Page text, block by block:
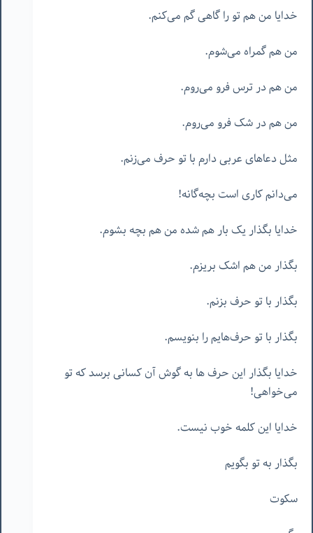
خدایا من هم تو را گاهی گم می‌کنم.
من هم گمراه می‌شوم.
من هم در ترس فرو می‌روم.
من هم در شک فرو می‌روم.
مثل دعاهای عربی دارم با تو حرف می‌زنم.
می‌دانم کاری است بچه‌گانه!
خدایا بگذار یک بار هم شده من هم بچه بشوم.
بگذار من هم اشک بریزم.
بگذار با تو حرف بزنم.
بگذار با تو حرف‌هایم را بنویسم.
خدایا بگذار این حرف ها به گوش آن کسانی برسد که تو
می‌خواهی!
خدایا این کلمه خوب نیست.
بگذار به تو بگویم
سکوت